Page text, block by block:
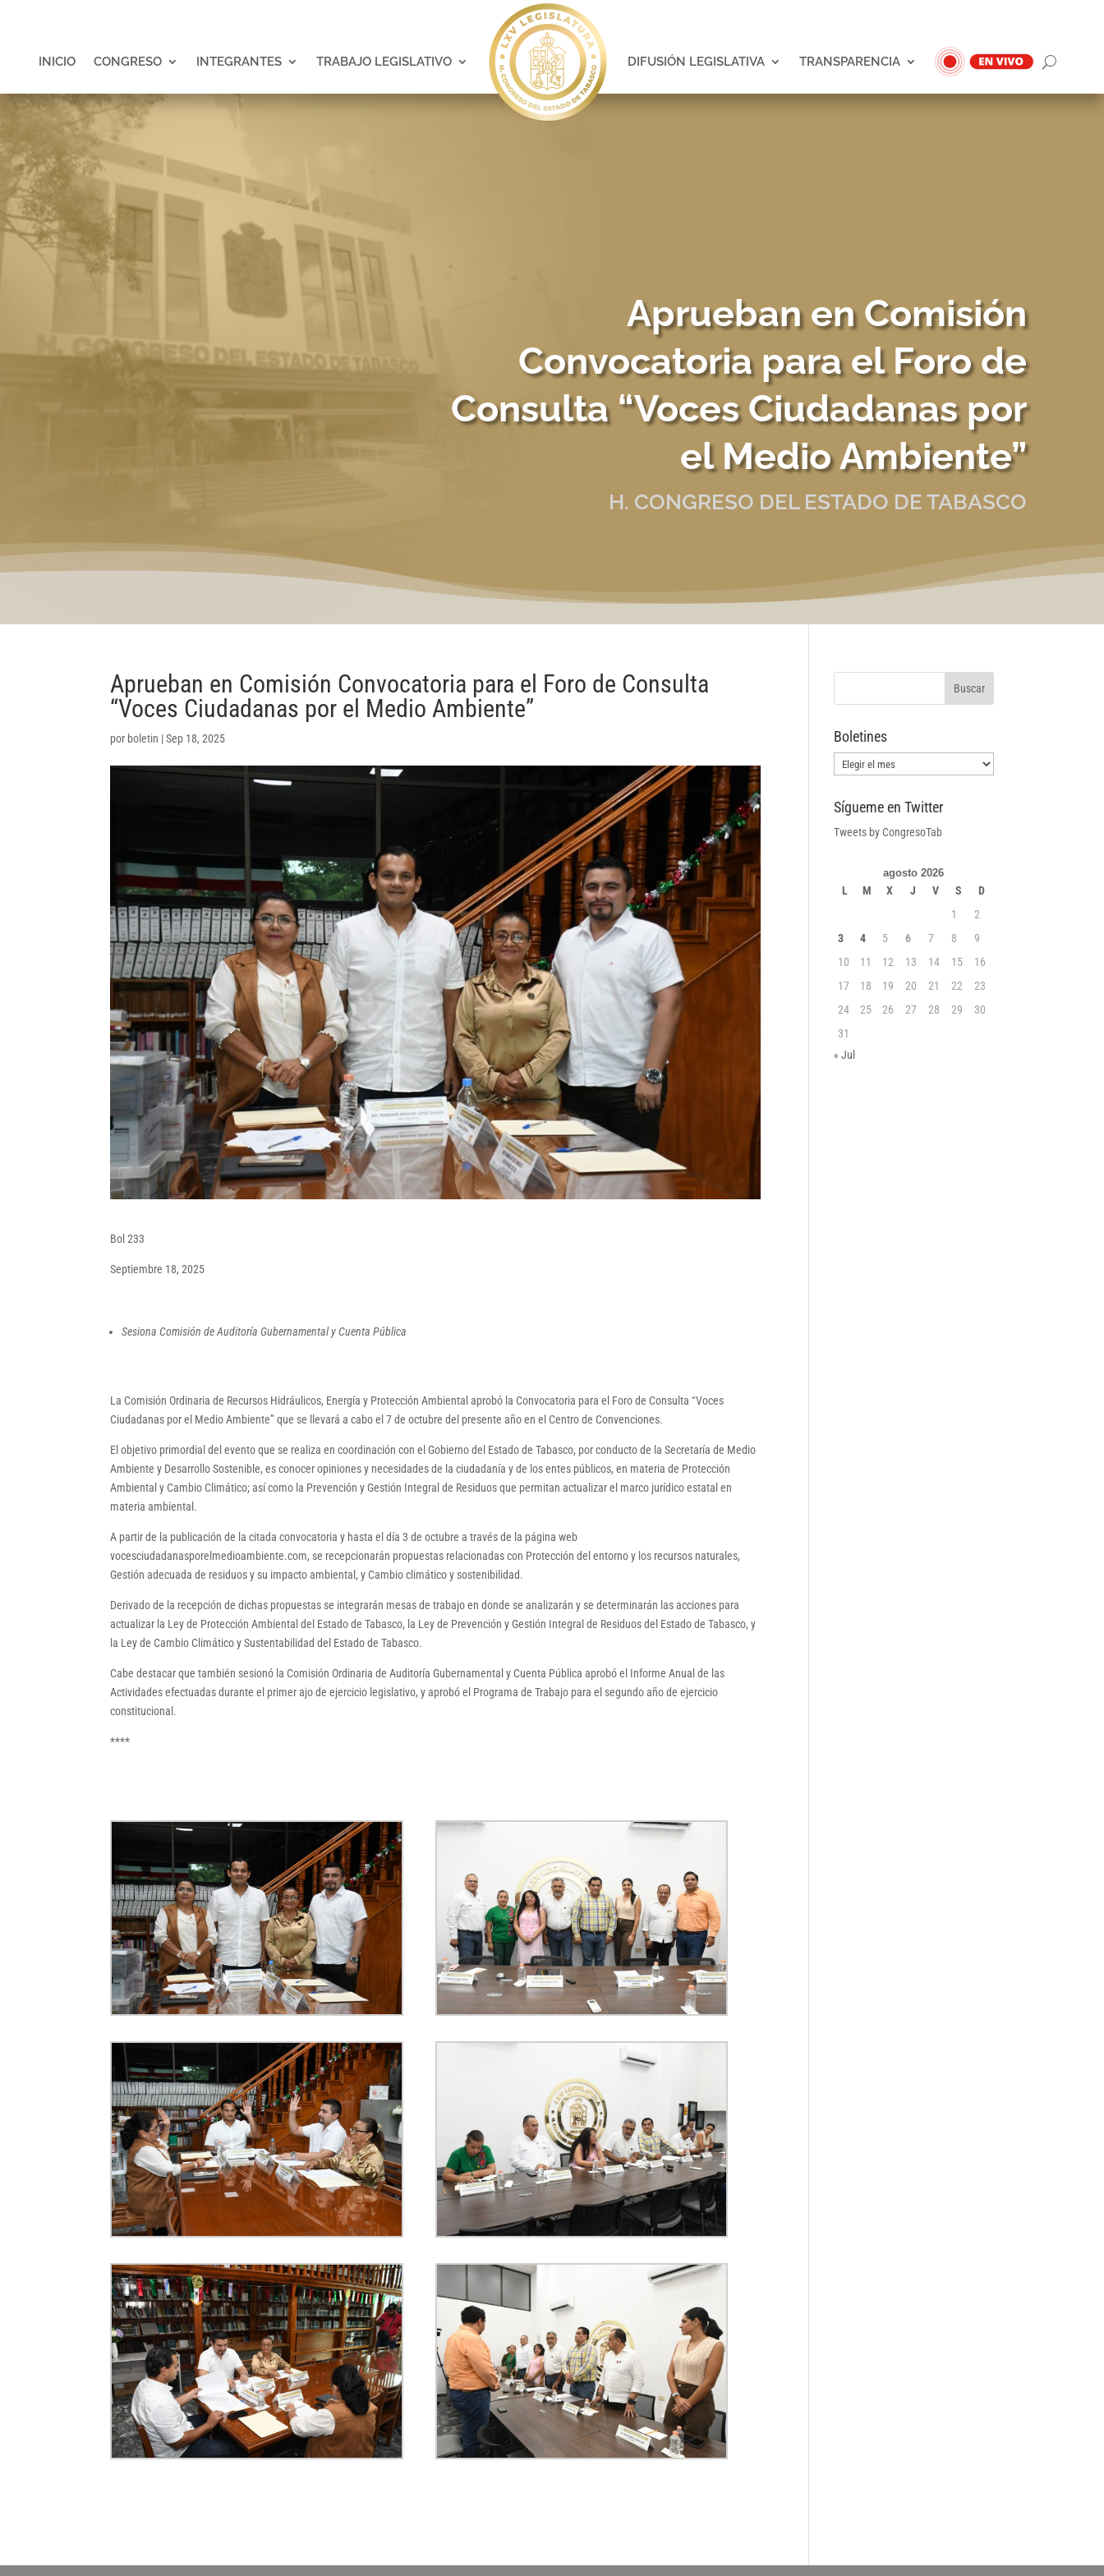
INICIO CONGRESO INTEGRANTES TRABAJO LEGISLATIVO DIFUSIÓN LEGISLATIVA TRANSPARENCIA
Aprueban en Comisión
Convocatoria para el Foro de
Consulta “Voces Ciudadanas por
el Medio Ambiente”
H. CONGRESO DEL ESTADO DE TABASCO
Aprueban en Comisión Convocatoria para el Foro de Consulta
“Voces Ciudadanas por el Medio Ambiente”
por boletin |Sep 18, 2025
Bol 233
Septiembre 18, 2025
Sesiona Comisión de Auditoría Gubernamental y Cuenta Pública
La Comisión Ordinaria de Recursos Hidráulicos, Energía y Protección Ambiental aprobó la Convocatoria para el Foro de Consulta “Voces
Ciudadanas por el Medio Ambiente” que se llevará a cabo el 7 de octubre del presente año en el Centro de Convenciones.
El objetivo primordial del evento que se realiza en coordinación con el Gobierno del Estado de Tabasco, por conducto de la Secretaría de Medio
Ambiente y Desarrollo Sostenible, es conocer opiniones y necesidades de la ciudadanía y de los entes públicos, en materia de Protección
Ambiental y Cambio Climático; así como la Prevención y Gestión Integral de Residuos que permitan actualizar el marco jurídico estatal en
materia ambiental.
A partir de la publicación de la citada convocatoria y hasta el día 3 de octubre a través de la página web
vocesciudadanasporelmedioambiente.com, se recepcionarán propuestas relacionadas con Protección del entorno y los recursos naturales,
Gestión adecuada de residuos y su impacto ambiental, y Cambio climático y sostenibilidad.
Derivado de la recepción de dichas propuestas se integrarán mesas de trabajo en donde se analizarán y se determinarán las acciones para
actualizar la Ley de Protección Ambiental del Estado de Tabasco, la Ley de Prevención y Gestión Integral de Residuos del Estado de Tabasco, y
la Ley de Cambio Climático y Sustentabilidad del Estado de Tabasco.
Cabe destacar que también sesionó la Comisión Ordinaria de Auditoría Gubernamental y Cuenta Pública aprobó el Informe Anual de las
Actividades efectuadas durante el primer ajo de ejercicio legislativo, y aprobó el Programa de Trabajo para el segundo año de ejercicio
constitucional.
****
Boletines
Boletines
Sígueme en Twitter
Tweets by CongresoTab
agosto 2026
L M X J V S
D
1
2
3
4 5 6 7 8
9
10
11 12 13 14 15
16
17
18 19 20 21 22
23
24
25 26 27 28 29
30
31
« Jul